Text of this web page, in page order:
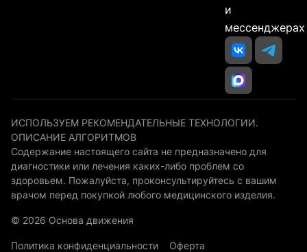
и
мессенджерах
ИСПОЛЬЗУЕМ РЕКОМЕНДАТЕЛЬНЫЕ ТЕХНОЛОГИИ.
ОПИСАНИЕ АЛГОРИТМОВ
Содержание настоящего сайта не предназначено для
диагностики или лечения каких-либо проблем со
здоровьем. Пожалуйста, проконсультируйтесь с вашим
врачом перед покупкой любого медицинского изделия.
© 2026 Основа движения
Политика конфиденциальности Оферта